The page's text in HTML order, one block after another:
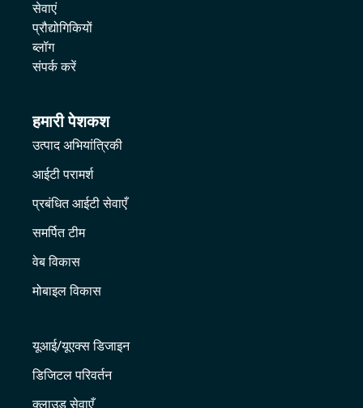
सेवाएं
प्रौद्योगिकियों
ब्लॉग
संपर्क करें
हमारी पेशकश
उत्पाद अभियांत्रिकी
आईटी परामर्श
प्रबंधित आईटी सेवाएँ
समर्पित टीम
वेब विकास
मोबाइल विकास
यूआई/यूएक्स डिजाइन
डिजिटल परिवर्तन
क्लाउड सेवाएँ